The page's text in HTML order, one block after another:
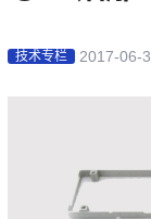
技术专栏 2017-06-